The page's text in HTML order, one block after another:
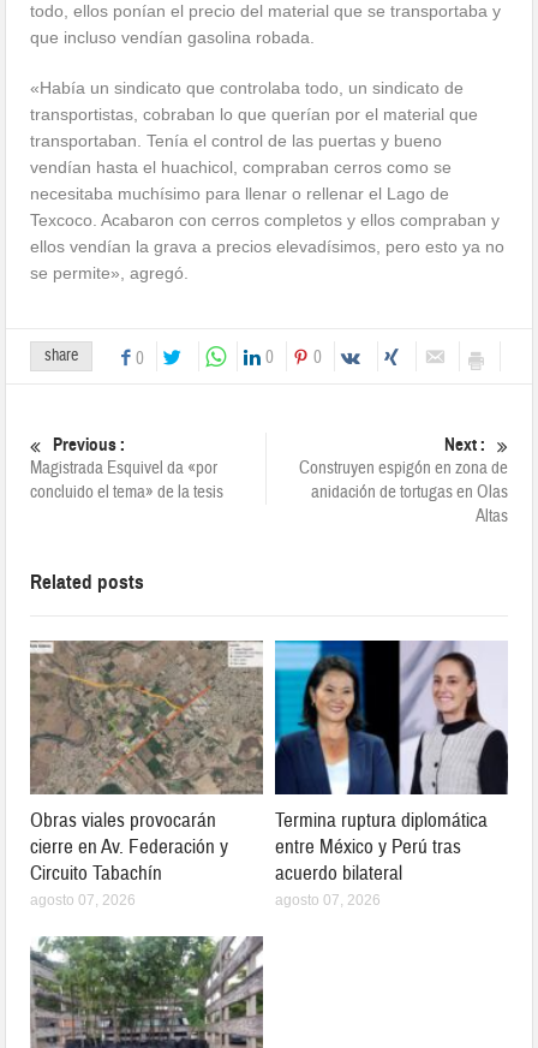
todo, ellos ponían el precio del material que se transportaba y
que incluso vendían gasolina robada.
«Había un sindicato que controlaba todo, un sindicato de
transportistas, cobraban lo que querían por el material que
transportaban. Tenía el control de las puertas y bueno
vendían hasta el huachicol, compraban cerros como se
necesitaba muchísimo para llenar o rellenar el Lago de
Texcoco. Acabaron con cerros completos y ellos compraban y
ellos vendían la grava a precios elevadísimos, pero esto ya no
se permite», agregó.
share 0 0 0
Previous :
Magistrada Esquivel da «por
concluido el tema» de la tesis
Next :
Construyen espigón en zona de
anidación de tortugas en Olas
Altas
Related posts
Obras viales provocarán
cierre en Av. Federación y
Circuito Tabachín
agosto 07, 2026
Termina ruptura diplomática
entre México y Perú tras
acuerdo bilateral
agosto 07, 2026